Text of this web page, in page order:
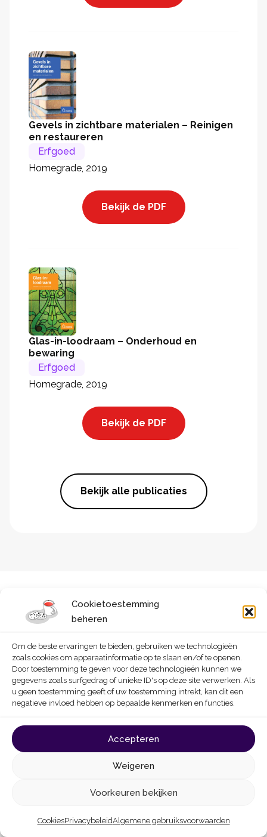
Cookietoestemming
beheren
Om de beste ervaringen te bieden, gebruiken we technologieën
zoals cookies om apparaatinformatie op te slaan en/of te openen.
Door toestemming te geven voor deze technologieën kunnen we
gegevens zoals surfgedrag of unieke ID's op deze site verwerken. Als
u geen toestemming geeft of uw toestemming intrekt, kan dit een
negatieve invloed hebben op bepaalde kenmerken en functies.
Accepteren
Weigeren
Voorkeuren bekijken
CookiesPrivacybeleidAlgemene gebruiksvoorwaarden
Gevels in zichtbare materialen – Reinigen
en restaureren
Erfgoed
Homegrade, 2019
Bekijk de PDF
Glas-in-loodraam – Onderhoud en
bewaring
Erfgoed
Homegrade, 2019
Bekijk de PDF
Bekijk alle publicaties
Al onze diensten zijn volledig gratis en
niet-commercieel.
Queteletplein 7
van dinsdag tot donderdag tussen 10u en
van 13u tot 16u